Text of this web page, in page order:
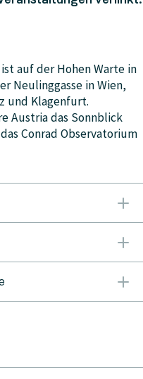
auf der Hohen Warte in
Neulinggasse in Wien,
und Klagenfurt.
Austria das Sonnblick
Conrad Observatorium